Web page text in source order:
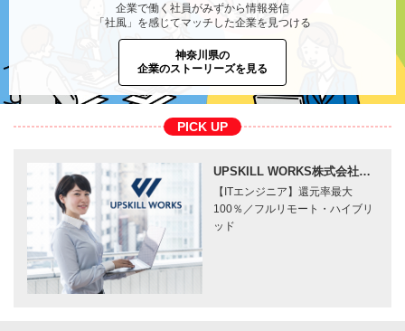
企業で働く社員がみずから情報発信
「社風」を感じてマッチした企業を見つける
神奈川県の
企業のストーリーズを見る
PICK UP
UPSKILL WORKS株式会社…
【ITエンジニア】還元率最大
100％／フルリモート・ハイブリ
ッド